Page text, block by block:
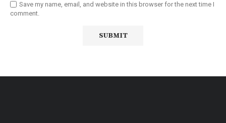
Save my name, email, and website in this browser for the next time I
comment.